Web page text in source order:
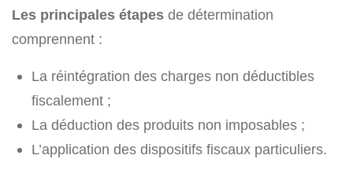
Les principales étapes de détermination
comprennent :
La réintégration des charges non déductibles
fiscalement ;
La déduction des produits non imposables ;
L’application des dispositifs fiscaux particuliers.